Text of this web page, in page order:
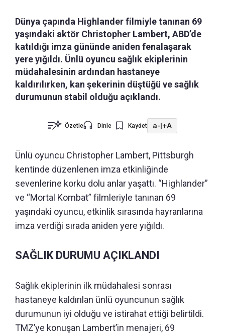
Dünya çapında Highlander filmiyle tanınan 69
yaşındaki aktör Christopher Lambert, ABD’de
katıldığı imza gününde aniden fenalaşarak
yere yığıldı. Ünlü oyuncu sağlık ekiplerinin
müdahalesinin ardından hastaneye
kaldırılırken, kan şekerinin düştüğü ve sağlık
durumunun stabil olduğu açıklandı.
Özetle Dinle Kaydet a-|+A
Ünlü oyuncu Christopher Lambert, Pittsburgh
kentinde düzenlenen imza etkinliğinde
sevenlerine korku dolu anlar yaşattı. “Highlander”
ve “Mortal Kombat” filmleriyle tanınan 69
yaşındaki oyuncu, etkinlik sırasında hayranlarına
imza verdiği sırada aniden yere yığıldı.
SAĞLIK DURUMU AÇIKLANDI
Sağlık ekiplerinin ilk müdahalesi sonrası
hastaneye kaldırılan ünlü oyuncunun sağlık
durumunun iyi olduğu ve istirahat ettiği belirtildi.
TMZ’ye konuşan Lambert’in menajeri, 69